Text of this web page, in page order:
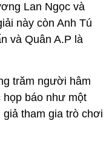
Lan Ngọc và
này còn Anh Tú
và Quân A.P là
trăm người hâm
báo như một
tham gia trò chơi